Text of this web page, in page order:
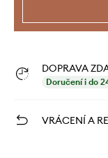
DOPRAVA
Doručení i do
VRÁCENÍ A